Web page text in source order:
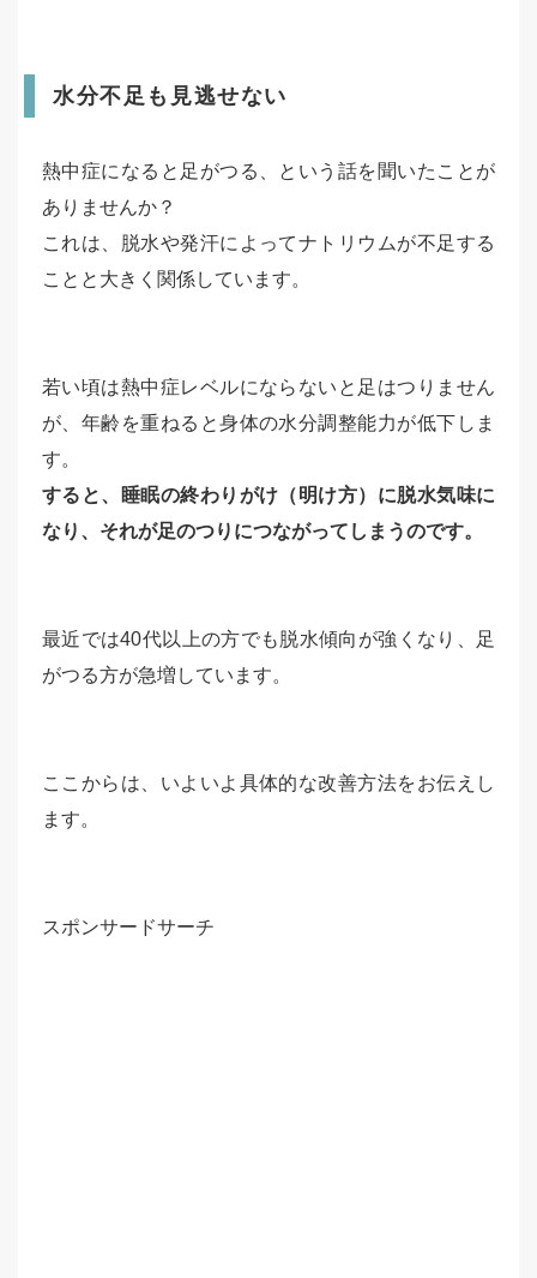
水分不足も見逃せない
熱中症になると足がつる、という話を聞いたことが
ありませんか？
これは、脱水や発汗によってナトリウムが不足する
ことと大きく関係しています。
若い頃は熱中症レベルにならないと足はつりません
が、年齢を重ねると身体の水分調整能力が低下しま
す。
すると、睡眠の終わりがけ（明け方）に脱水気味に
なり、それが足のつりにつながってしまうのです。
最近では40代以上の方でも脱水傾向が強くなり、足
がつる方が急増しています。
ここからは、いよいよ具体的な改善方法をお伝えし
ます。
スポンサードサーチ